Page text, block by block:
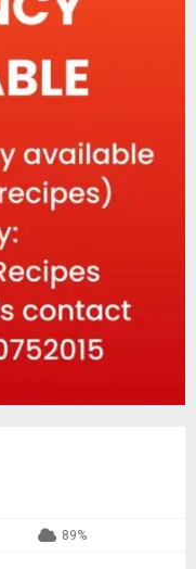
89%